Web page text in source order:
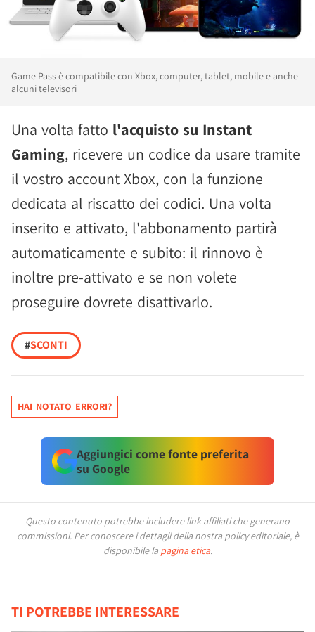
Game Pass è compatibile con Xbox, computer, tablet, mobile e anche
alcuni televisori
Una volta fatto l'acquisto su Instant
Gaming, ricevere un codice da usare tramite
il vostro account Xbox, con la funzione
dedicata al riscatto dei codici. Una volta
inserito e attivato, l'abbonamento partirà
automaticamente e subito: il rinnovo è
inoltre pre-attivato e se non volete
proseguire dovrete disattivarlo.
#SCONTI
HAI NOTATO ERRORI?
Aggiungici come fonte preferita
su Google
Questo contenuto potrebbe includere link affiliati che generano
commissioni. Per conoscere i dettagli della nostra policy editoriale, è
disponibile la pagina etica.
TI POTREBBE INTERESSARE